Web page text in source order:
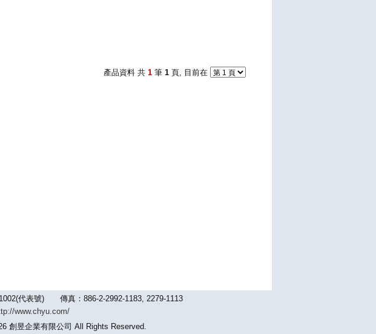
產品資料 共 1 筆 1 頁, 目前在
代表號) 傳真：886-2-2992-1183, 2279-1113
www.chyu.com/
昱企業有限公司 All Rights Reserved.